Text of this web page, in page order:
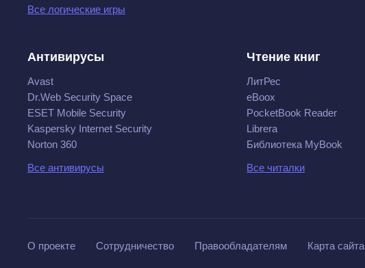
Все логические игры
Антивирусы
Avast
Dr.Web Security Space
ESET Mobile Security
Kaspersky Internet Security
Norton 360
Все антивирусы
Чтение книг
ЛитРес
eBoox
PocketBook Reader
Librera
Библиотека MyBook
Все читалки
О проекте Сотрудничество Правообладателям Карта сайта